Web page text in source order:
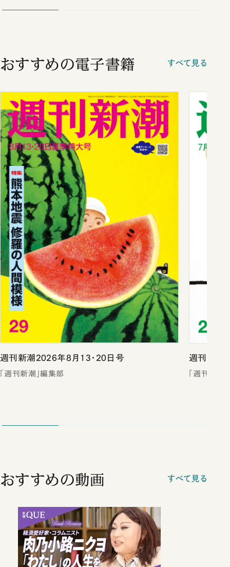
おすすめの電子書籍 すべて見る
週刊新潮2026年8月13・20日号
「週刊新潮」編集部
週刊新潮
「週刊新潮
おすすめの動画 すべて見る